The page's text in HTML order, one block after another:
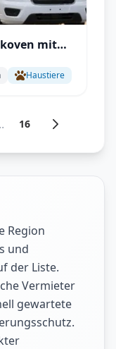
mit
Haustiere
16
Region
und
der Liste.
Vermieter
gewartete